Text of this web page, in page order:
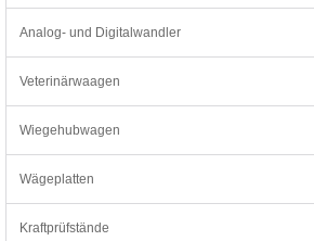
Analog- und Digitalwandler
Veterinärwaagen
Wiegehubwagen
Wägeplatten
Kraftprüfstände